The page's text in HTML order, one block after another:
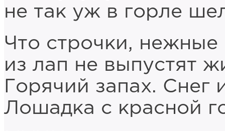
не так уж в горле
Что строчки, нежные
из лап не выпустят
Горячий запах. Снег
Лошадка с красной